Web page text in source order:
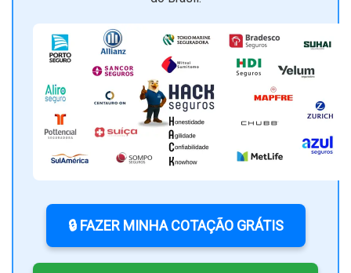
🔒 FAZER MINHA COTAÇÃO GRÁTIS